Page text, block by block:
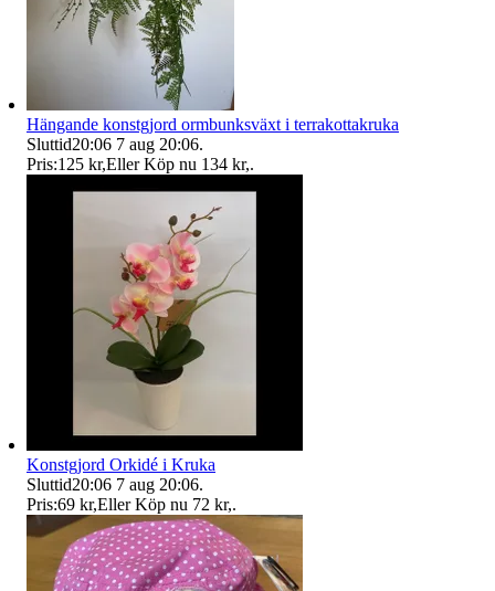
Hängande konstgjord ormbunksväxt i terrakottakruka
Sluttid20:06 7 aug 20:06.
Pris:125 kr,Eller Köp nu 134 kr,.
Konstgjord Orkidé i Kruka
Sluttid20:06 7 aug 20:06.
Pris:69 kr,Eller Köp nu 72 kr,.